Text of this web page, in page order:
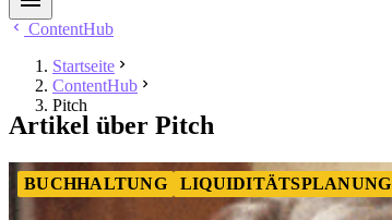
ContentHub
Startseite
ContentHub
Pitch
Artikel über Pitch
BUCHHALTUNG LIQUIDITÄTSPLANUNG